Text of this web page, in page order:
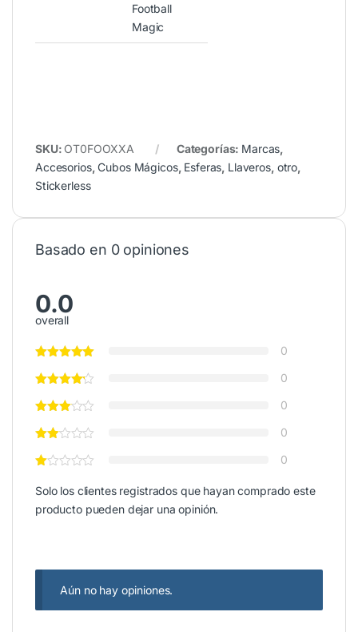
Football
Magic
SKU: OT0FOOXXA Categorías: Marcas,
Accesorios,Cubos Mágicos, Esferas, Llaveros, otro,
Stickerless
Basado en 0 opiniones
0.0
overall
0
0
0
0
0
Solo los clientes registrados que hayan comprado este
producto pueden dejar una opinión.
Aún no hay opiniones.